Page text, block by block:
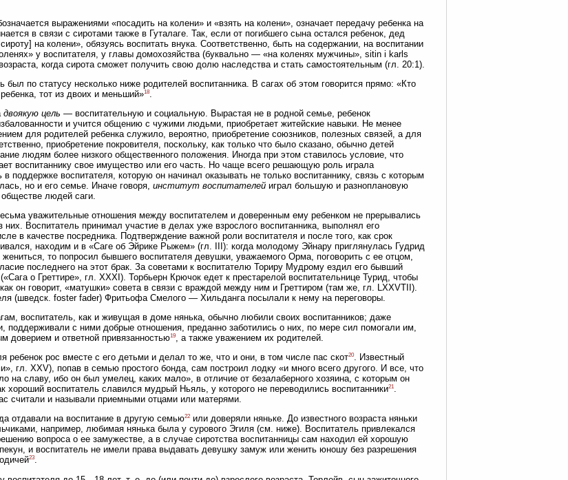
выражениями «посадить на колени» и «взять на колени», означает передачу ребенка на
в связи с сиротами также в Гуталаге. Так, если от погибшего сына остался ребенок, дед
на колени», обязуясь воспитать внука. Соответственно, быть на содержании, на воспитании
у воспитателя, у главы домохозяйства (буквально — «на коленях мужчины», sitin i karls
когда сирота сможет получить свою долю наследства и стать самостоятельным (гл. 20:1).
был по статусу несколько ниже родителей воспитанника. В сагах об этом говорится прямо: «Кто
тот из двоих и меньший»18
двоякую цель — воспитательную и социальную. Вырастая не в родной семье, ребенок
и учится общению с чужими людьми, приобретает житейские навыки. Не менее
для родителей ребенка служило, вероятно, приобретение союзников, полезных связей, а для
приобретение покровителя, поскольку, как только что было сказано, обычно детей
людям более низкого общественного положения. Иногда при этом ставилось условие, что
воспитаннику свое имущество или его часть. Но чаще всего решающую роль играла
в поддержке воспитателя, которую он начинал оказывать не только воспитаннику, связь с которым
но и его семье. Иначе говоря, институт воспитателей играл большую и разноплановую
людей саги.
уважительные отношения между воспитателем и доверенным ему ребенком не прерывались
них. Воспитатель принимал участие в делах уже взрослого воспитанника, выполнял его
в качестве посредника. Подтверждение важной роли воспитателя и после того, как срок
находим и в «Саге об Эйрике Рыжем» (гл. III): когда молодому Эйнару приглянулась Гудрид
то попросил бывшего воспитателя девушки, уважаемого Орма, поговорить с ее отцом,
последнего на этот брак. За советами к воспитателю Ториру Мудрому ездил его бывший
о Греттире», гл. XXXI). Торбьерн Крючок едет к престарелой воспитательнице Турид, чтобы
он говорит, «матушки» совета в связи с враждой между ним и Греттиром (там же, гл. LXXVTII).
(шведск. foster fader) Фритьофа Смелого — Хильданга посылали к нему на переговоры.
воспитатель, как и живущая в доме нянька, обычно любили своих воспитанников; даже
поддерживали с ними добрые отношения, преданно заботились о них, по мере сил помогали им,
доверием и ответной привязанностью19, а также уважением их родителей.
ребенок рос вместе с его детьми и делал то же, что и они, в том числе пас скот20. Известный
гл. XXV), попав в семью простого бонда, сам построил лодку «и много всего другого. И все, что
на славу, ибо он был умелец, каких мало», в отличие от безалаберного хозяина, с которым он
хороший воспитатель славился мудрый Ньяль, у которого не переводились воспитанники21
считали и называли приемными отцами или матерями.
отдавали на воспитание в другую семью22 или доверяли няньке. До известного возраста няньки
например, любимая нянька была у сурового Эгиля (см. ниже). Воспитатель привлекался
вопроса о ее замужестве, а в случае сиротства воспитанницы сам находил ей хорошую
и воспитатель не имели права выдавать девушку замуж или женить юношу без разрешения
23.